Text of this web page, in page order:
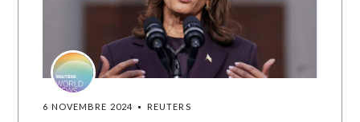
6 NOVEMBRE 2024 REUTERS